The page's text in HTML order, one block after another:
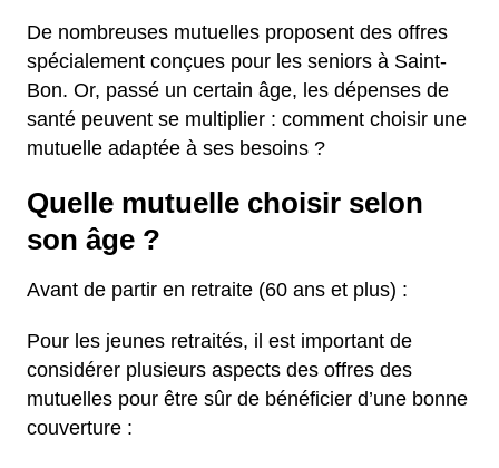
De nombreuses mutuelles proposent des offres
spécialement conçues pour les seniors à Saint-
Bon. Or, passé un certain âge, les dépenses de
santé peuvent se multiplier : comment choisir une
mutuelle adaptée à ses besoins ?
Quelle mutuelle choisir selon
son âge ?
Avant de partir en retraite (60 ans et plus) :
Pour les jeunes retraités, il est important de
considérer plusieurs aspects des offres des
mutuelles pour être sûr de bénéficier d’une bonne
couverture :